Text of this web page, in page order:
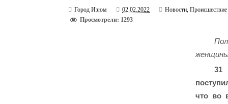
Город Изюм 02.02.2022 Новости,Происшествие
Просмотрели: 1293
31
что во